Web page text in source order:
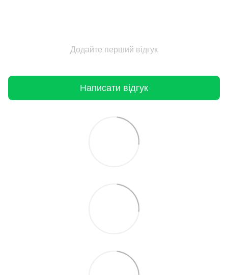
Додайте перший відгук
Написати відгук